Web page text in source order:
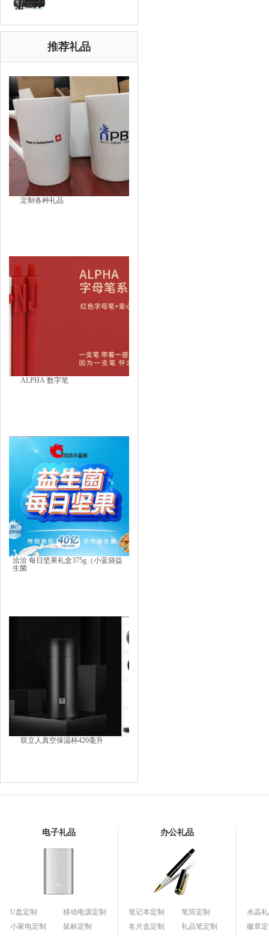
推荐礼品
定制各种礼品
ALPHA 数字笔
洽洽 每日坚果礼盒375g（小蓝袋益
生菌
双立人真空保温杯420毫升
电子礼品
U盘定制
移动电源定制
小家电定制
鼠标定制
办公礼品
笔记本定制
笔筒定制
名片盒定制
礼品笔定制
水晶
徽章